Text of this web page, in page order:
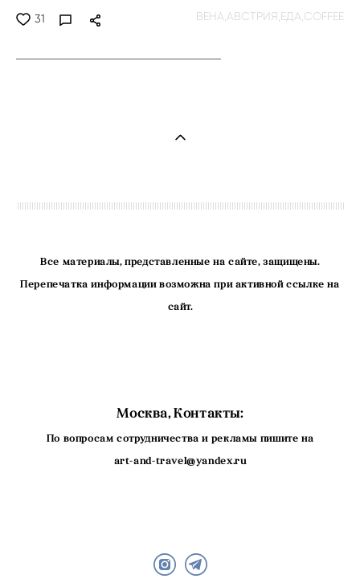
31 ВЕНА,АВСТРИЯ,ЕДА,COFFEE
Все материалы, представленные на сайте, защищены.
Перепечатка информации возможна при активной ссылке на
сайт.
Москва, Контакты:
По вопросам сотрудничества и рекламы пишите на
art-and-travel@yandex.ru